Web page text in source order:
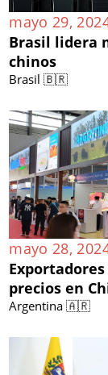
mayo 29,
Brasil lidera
chinos
Brasil 🇧🇷
mayo 28,
precios en
Argentina 🇦🇷